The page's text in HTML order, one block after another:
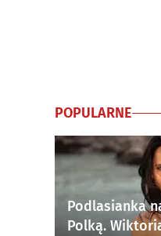
POPULARNE
Podlasianka
Polką.